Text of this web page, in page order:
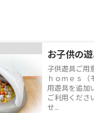
お子供の
子供遊具ご用
ｈｏｍｅｓ
用遊具を追加
ご利用くださ
せ...